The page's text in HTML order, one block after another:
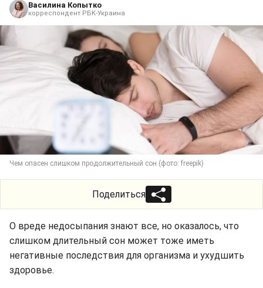
Василина Копытко
корреспондент РБК-Украина
Чем опасен слишком продолжительный сон (фото: freepik)
Поделиться
О вреде недосыпания знают все, но оказалось, что
слишком длительный сон может тоже иметь
негативные последствия для организма и ухудшить
здоровье.